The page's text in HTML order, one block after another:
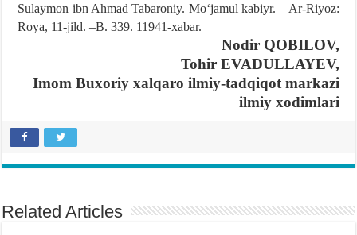
Sulaymon ibn Ahmad Tabaroniy. Moʻjamul kabiyr. – Ar-Riyoz:
Roya, 11-jild. –B. 339. 11941-xabar.
Nodir QOBILOV,
Tohir EVADULLAYEV,
Imom Buxoriy xalqaro ilmiy-tadqiqot markazi
ilmiy xodimlari
Related Articles